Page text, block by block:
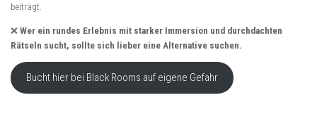
beiträgt.
❌ Wer ein rundes Erlebnis mit starker Immersion und durchdachten
Rätseln sucht, sollte sich lieber eine Alternative suchen.
Bucht hier bei Black Rooms auf eigene Gefahr